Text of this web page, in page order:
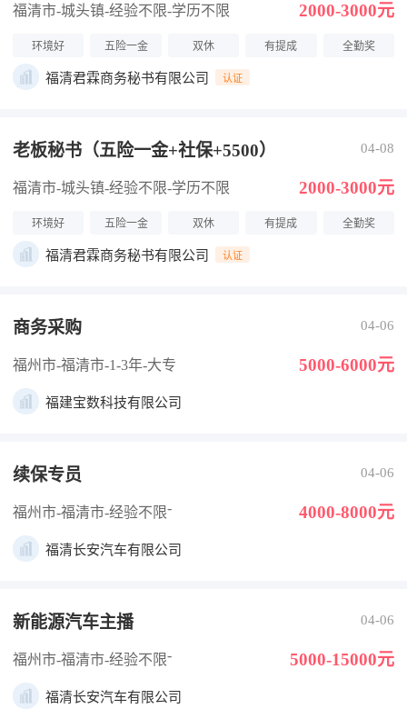
福清市-城头镇-经验不限-学历不限 2000-3000元
环境好 五险一金 双休 有提成 全勤奖
福清君霖商务秘书有限公司 认证
老板秘书（五险一金+社保+5500） 04-08
福清市-城头镇-经验不限-学历不限 2000-3000元
环境好 五险一金 双休 有提成 全勤奖
福清君霖商务秘书有限公司 认证
商务采购 04-06
福州市-福清市-1-3年-大专 5000-6000元
福建宝数科技有限公司
续保专员 04-06
福州市-福清市-经验不限- 4000-8000元
福清长安汽车有限公司
新能源汽车主播 04-06
福州市-福清市-经验不限- 5000-15000元
福清长安汽车有限公司